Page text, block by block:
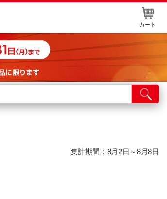
カート
集計期間：8月2日～8月8日